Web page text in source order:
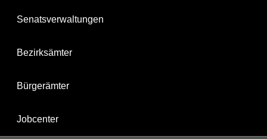
Senatsverwaltungen
Bezirksämter
Bürgerämter
Jobcenter